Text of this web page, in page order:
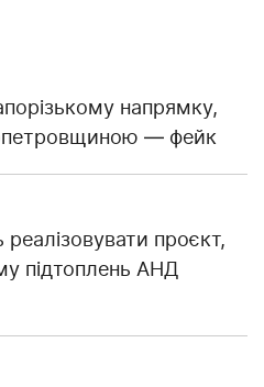
напрямку,
— фейк
проєкт,
підтоплень АНД